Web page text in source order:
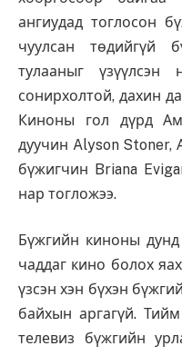
ангиудад тоглосон
чуулсан төдийгүй
тулааныг
сонирхолтой, дахин
Киноны гол дүрд
дуучин Alyson Stoner,
бүжигчин Briana
нар тогложээ.
Бүжгийн киноны
чаддаг кино болох
үзсэн хэн бүхэн
байхын аргагүй.
телевиз бүжгийн